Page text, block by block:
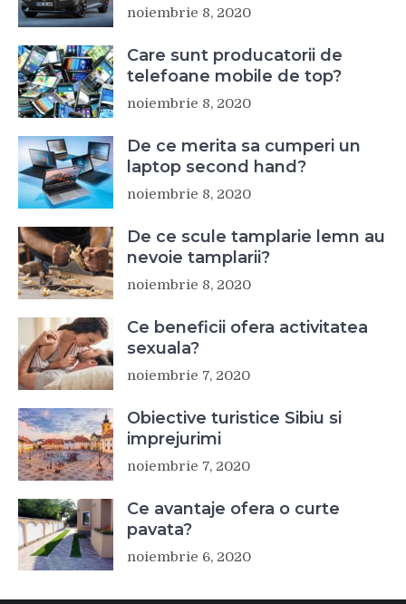
noiembrie 8, 2020
Care sunt producatorii de
telefoane mobile de top?
noiembrie 8, 2020
De ce merita sa cumperi un
laptop second hand?
noiembrie 8, 2020
De ce scule tamplarie lemn au
nevoie tamplarii?
noiembrie 8, 2020
Ce beneficii ofera activitatea
sexuala?
noiembrie 7, 2020
Obiective turistice Sibiu si
imprejurimi
noiembrie 7, 2020
Ce avantaje ofera o curte
pavata?
noiembrie 6, 2020